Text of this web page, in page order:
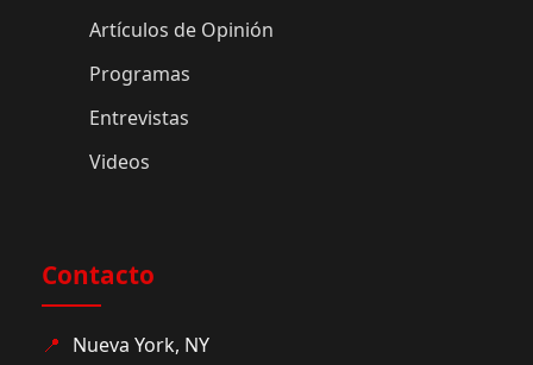
Artículos de Opinión
Programas
Entrevistas
Videos
Contacto
📍 Nueva York, NY